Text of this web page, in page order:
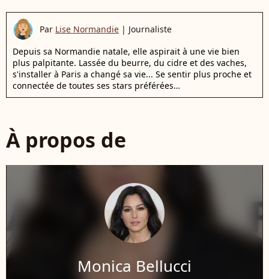
Par Lise Normandie | Journaliste
Depuis sa Normandie natale, elle aspirait à une vie bien
plus palpitante. Lassée du beurre, du cidre et des vaches,
s'installer à Paris a changé sa vie... Se sentir plus proche et
connectée de toutes ses stars préférées…
À propos de
Monica Bellucci